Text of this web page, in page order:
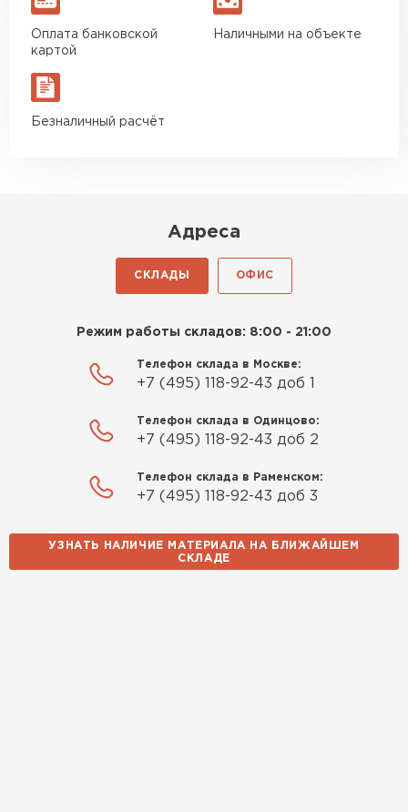
Оплата банковской
картой
Наличными на объекте
Безналичный расчёт
Адреса
СКЛАДЫ ОФИС
Режим работы складов: 8:00 - 21:00
Телефон склада в Москве:
+7 (495) 118-92-43 доб 1
Телефон склада в Одинцово:
+7 (495) 118-92-43 доб 2
Телефон склада в Раменском:
+7 (495) 118-92-43 доб 3
УЗНАТЬ НАЛИЧИЕ МАТЕРИАЛА НА БЛИЖАЙШЕМ
СКЛАДЕ
ПЕРЕЙТИ